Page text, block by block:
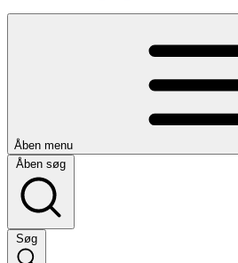
Åben menu
Åben søg
Søg